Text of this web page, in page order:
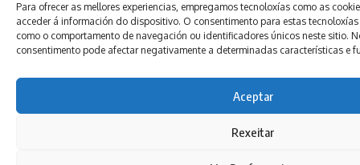
Para ofrecer as mellores experiencias, empregamos tecnoloxías como as
acceder á información do dispositivo. O consentimento para estas
como o comportamento de navegación ou identificadores únicos neste sitio.
consentimento pode afectar negativamente a determinadas características e
Aceptar
Rexeitar